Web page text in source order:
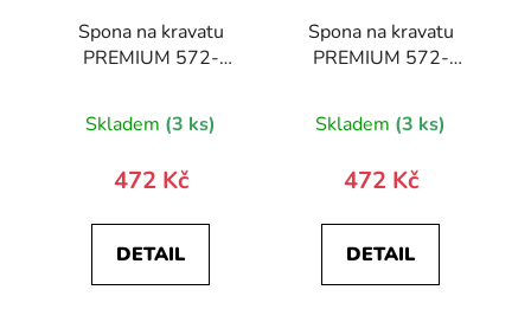
Spona na kravatu
PREMIUM 572-
Skladem (3 ks)
472 Kč
DETAIL
Spona na kravatu
PREMIUM 572-
Skladem (3 ks)
472 Kč
DETAIL